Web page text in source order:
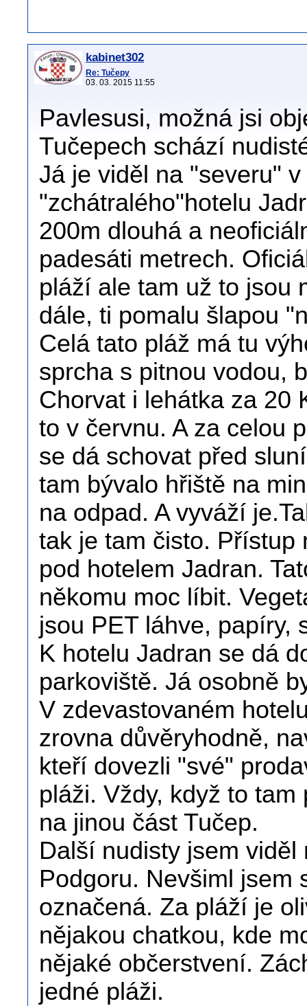
kabinet302
Re: Tučepy
03. 03. 2015 11:55
Pavlesusi, možná jsi
Tučepech schází
Já je viděl na "severu"
"zchátralého"hotelu
200m dlouhá a
padesáti metrech.
pláží ale tam už to jsou
dále, ti pomalu šlapou
Celá tato pláž má tu
sprcha s pitnou vodou,
Chorvat i lehátka za 20
to v červnu. A za celou
se dá schovat před
tam bývalo hřiště na
na odpad. A vyváží
tak je tam čisto. Přístup
pod hotelem Jadran.
někomu moc líbit.
jsou PET láhve, papíry,
K hotelu Jadran se dá
parkoviště. Já osobně
V zdevastovaném
zrovna důvěryhodně,
kteří dovezli "své"
pláži. Vždy, když to
na jinou část Tučep.
Další nudisty jsem
Podgoru. Nevšiml jsem
označená. Za pláží je
nějakou chatkou, kde
nějaké občerstvení.
jedné pláži.